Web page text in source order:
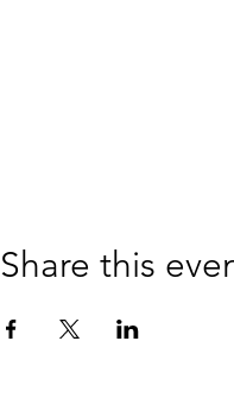
Share this